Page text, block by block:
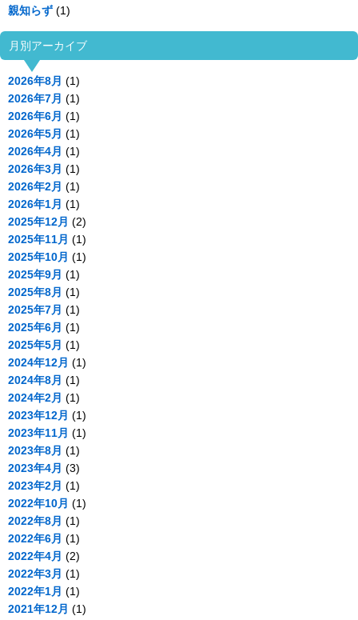
親知らず (1)
月別アーカイブ
2026年8月 (1)
2026年7月 (1)
2026年6月 (1)
2026年5月 (1)
2026年4月 (1)
2026年3月 (1)
2026年2月 (1)
2026年1月 (1)
2025年12月 (2)
2025年11月 (1)
2025年10月 (1)
2025年9月 (1)
2025年8月 (1)
2025年7月 (1)
2025年6月 (1)
2025年5月 (1)
2024年12月 (1)
2024年8月 (1)
2024年2月 (1)
2023年12月 (1)
2023年11月 (1)
2023年8月 (1)
2023年4月 (3)
2023年2月 (1)
2022年10月 (1)
2022年8月 (1)
2022年6月 (1)
2022年4月 (2)
2022年3月 (1)
2022年1月 (1)
2021年12月 (1)